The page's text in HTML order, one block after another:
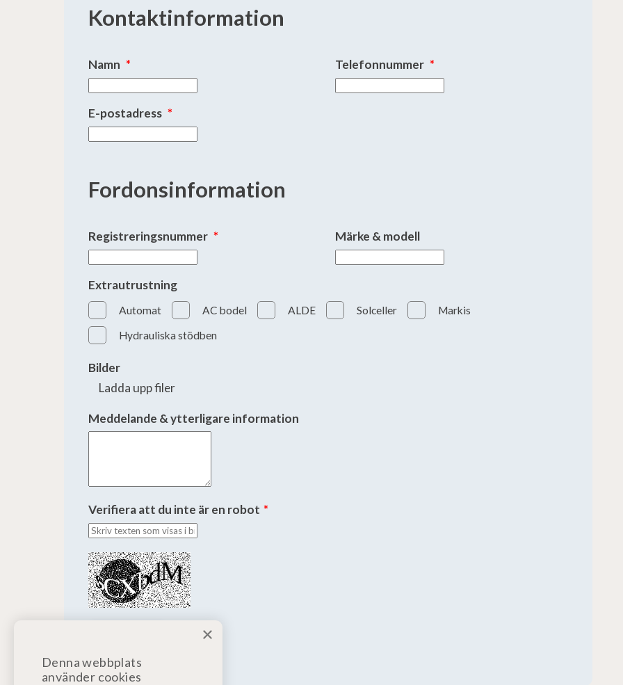
Kontaktinformation
Namn * Telefonnummer *
E-postadress *
Fordonsinformation
Registreringsnummer * Märke & modell
Extrautrustning
Automat AC bodel ALDE Solceller
Markis
Hydrauliska stödben
Bilder
Ladda upp filer
Meddelande & ytterligare information
Verifiera att du inte är en robot *
×
Denna webbplats
använder cookies